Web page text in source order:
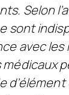
Selon
sont
avec
médicaux